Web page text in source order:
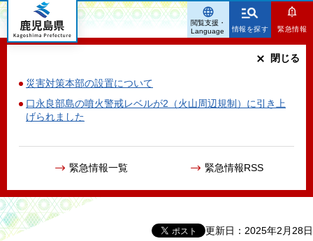
鹿児島県
情報を探す 緊急情報
災害対策本部の設置について
口永良部島の噴火警戒レベルが2（火山周辺規制）に引き上
げられました
緊急情報一覧 緊急情報RSS
閉じる
閲覧支援・
Language
更新日：2025年2月28日